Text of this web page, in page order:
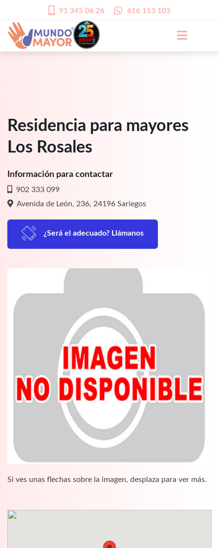
91 345 06 26 616 113 103
Residencia para mayores
Los Rosales
Información para contactar
902 333 099
Avenida de León, 236, 24196 Sariegos
¿Será el adecuado? Llámanos
Si ves unas flechas sobre la imagen, desplaza para ver más.